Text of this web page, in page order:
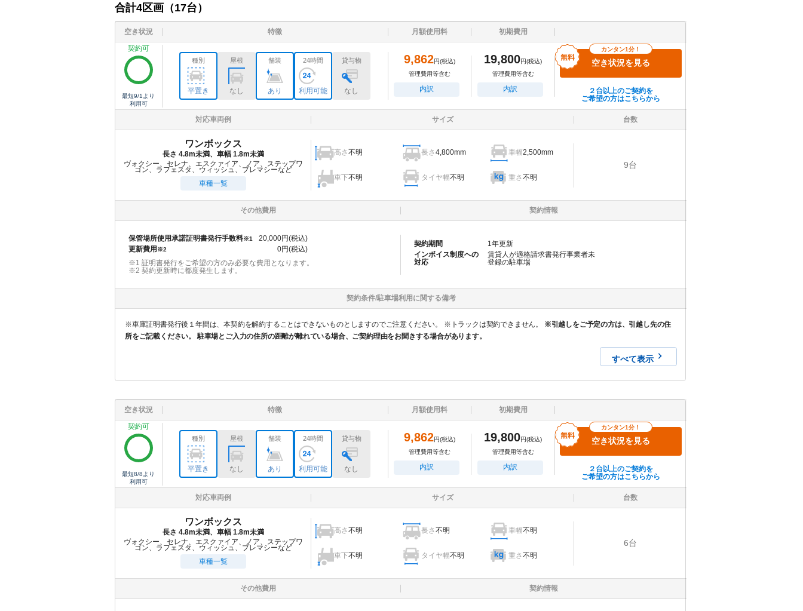
合計4区画（17台）
空き状況 特徴 月額使用料
初期費用
契約可
最短9/1 より
利用可
種別
平置き
屋根
なし
舗装
あり
24時間
利用可能
貸与物
なし
9,862円(税込)
管理費用等含む
内訳
19,800円(税込)
管理費用等含む
内訳
カンタン1分！
空き状況を見る
２台以上のご契約を
ご希望の方はこちらから
対応車両例 サイズ 台数
ワンボックス
長さ 4.8m未満、車幅 1.8m未満
ヴォクシー、セレナ、エスクァイア、ノア、ステップワ
ゴン、ラフェスタ、ウィッシュ、プレマシーなど
車種一覧
高さ不明 長さ4,800mm 車幅2,500mm
車下不明 タイヤ幅不明 重さ不明
9台
その他費用 契約情報
保管場所使用承諾証明書発行手数料※1 20,000円(税込)
更新費用※2 0円(税込)
※1 証明書発行をご希望の方のみ必要な費用となります。
※2 契約更新時に都度発生します。
契約期間 1年更新
インボイス制度への
対応
賃貸人が適格請求書発行事業者未
登録の駐車場
契約条件/駐車場利用に関する備考
※車庫証明書発行後１年間は、本契約を解約することはできないものとしますのでご注意ください。 ※トラックは契約できません。 ※引越しをご予定の方は、引越し先の住
所をご記載ください。 駐車場とご入力の住所の距離が離れている場合、ご契約理由をお聞きする場合があります。
すべて表示
空き状況 特徴 月額使用料
初期費用
契約可
最短8/8 より
利用可
種別
平置き
屋根
なし
舗装
あり
24時間
利用可能
貸与物
なし
9,862円(税込)
管理費用等含む
内訳
19,800円(税込)
管理費用等含む
内訳
カンタン1分！
空き状況を見る
２台以上のご契約を
ご希望の方はこちらから
対応車両例 サイズ 台数
ワンボックス
長さ 4.8m未満、車幅 1.8m未満
ヴォクシー、セレナ、エスクァイア、ノア、ステップワ
ゴン、ラフェスタ、ウィッシュ、プレマシーなど
車種一覧
高さ不明 長さ不明 車幅不明
車下不明 タイヤ幅不明 重さ不明
6台
その他費用 契約情報